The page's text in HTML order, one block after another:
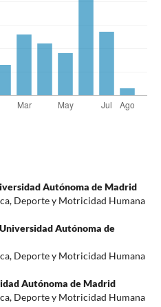
Autónoma de Madrid
Deporte y Motricidad Humana
Universidad Autónoma de
Deporte y Motricidad Humana
Autónoma de Madrid
Deporte y Motricidad Humana